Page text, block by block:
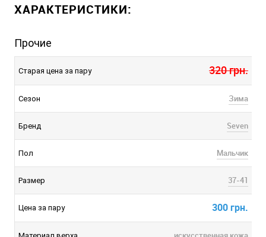
ХАРАКТЕРИСТИКИ:
Прочие
Старая цена за пару 320 грн.
Сезон Зима
Бренд Seven
Пол Мальчик
Размер 37-41
Цена за пару 300 грн.